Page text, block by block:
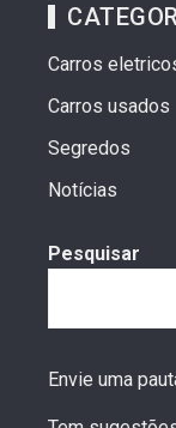
Carros
Carros usados
Segredos
Notícias
Pesquisar
Envie uma